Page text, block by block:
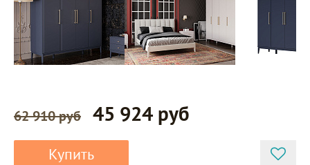
62 910 руб 45 924 руб
Купить